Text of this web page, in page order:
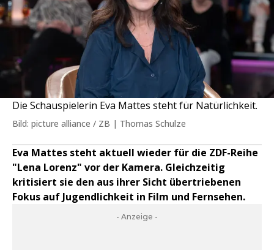
Die Schauspielerin Eva Mattes steht für Natürlichkeit.
Bild: picture alliance / ZB | Thomas Schulze
Eva Mattes steht aktuell wieder für die ZDF-Reihe
"Lena Lorenz" vor der Kamera. Gleichzeitig
kritisiert sie den aus ihrer Sicht übertriebenen
Fokus auf Jugendlichkeit in Film und Fernsehen.
- Anzeige -